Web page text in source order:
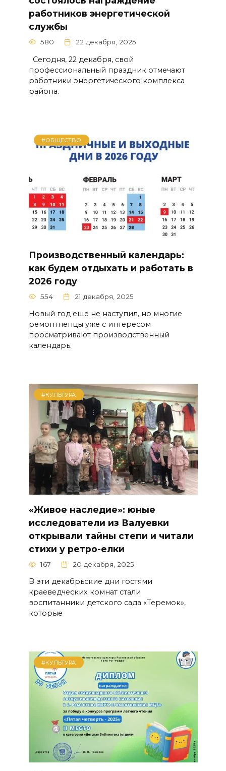
работников энергетической
службы
580 22 декабря, 2025
Сегодня, 22 декабря, свой
профессиональный праздник отмечают
работники энергетического комплекса
района.
#ОБЩЕСТВО
Производственный календарь:
как будем отдыхать и работать в
2026 году
554 21 декабря, 2025
Новый год еще не наступил, но многие
ремонтненцы уже с интересом
просматривают производственный
календарь.
#КУЛЬТУРА
«Живое наследие»: юные
исследователи из Валуевки
открывали тайны степи и читали
стихи у ретро-елки
167 20 декабря, 2025
В эти декабрьские дни гостями
краеведческих комнат стали
воспитанники детского сада «Теремок»,
которые
#КУЛЬТУРА